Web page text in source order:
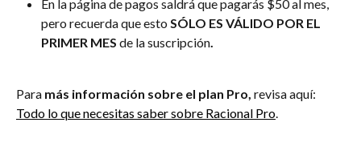
En la página de pagos saldrá que pagarás $50 al mes,
pero recuerda que esto SÓLO ES VÁLIDO POR EL
PRIMER MES de la suscripción.
Para más información sobre el plan Pro, revisa aquí:
Todo lo que necesitas saber sobre Racional Pro.